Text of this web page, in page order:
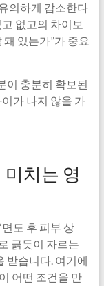
의하게 감소한다
없고의 차이보
있는가”가 중요
이 충분히 확보된
이가 나지 않을 가
치는 영
도 후 피부 상
긁듯이 자르는
받습니다. 여기에
어떤 조건을 만